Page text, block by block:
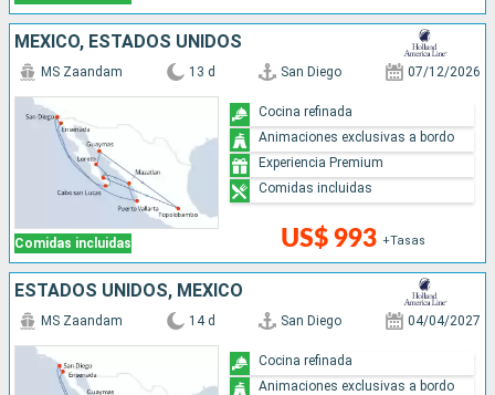
MÉXICO, ESTADOS UNIDOS
Comidas incluidas
MS Zaandam 13 d San Diego 07/12/2026
US$ 993 +Tasas
Cocina refinada
Animaciones exclusivas a bordo
Experiencia Premium
Comidas incluidas
ESTADOS UNIDOS, MÉXICO
MS Zaandam 14 d San Diego 04/04/2027
Cocina refinada
Animaciones exclusivas a bordo